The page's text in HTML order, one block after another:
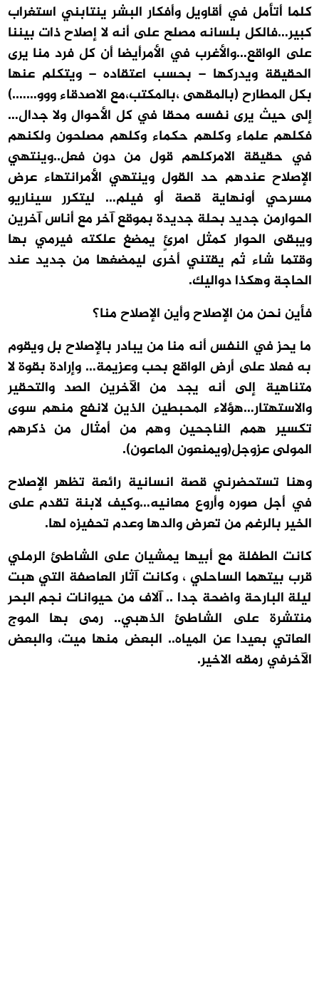
كلما أتأمل في أقاويل وأفكار البشر ينتابني استغراب
كبير…فالكل بلسانه مصلح على أنه لا إصلاح ذات بيننا
على الواقع…والأغرب في الأمرأيضا أن كل فرد منا يرى
الحقيقة ويدركها – بحسب اعتقاده – ويتكلم عنها
بكل المطارح (بالمقهى ،بالمكتب،مع الاصدقاء ووو…….)
إلى حيث يرى نفسه محقا في كل الأحوال ولا جدال…
فكلهم علماء وكلهم حكماء وكلهم مصلحون ولكنهم
في حقيقة الامركلهم قول من دون فعل..وينتهي
الإصلاح عندهم حد القول وينتهي الأمرانتهاء عرض
مسرحي أونهاية قصة أو فيلم… ليتكرر سيناريو
الحوارمن جديد بحلة جديدة بموقع آخر مع أناس آخرين
ويبقى الحوار كمثل امرئٍ يمضغ علكته فيرمي بها
وقتما شاء ثم يقتني أخرى ليمضغها من جديد عند
الحاجة وهكذا دواليك.
فأين نحن من الإصلاح وأين الإصلاح منا؟
ما يحز في النفس أنه منا من يبادر بالإصلاح بل ويقوم
به فعلا على أرض الواقع بحب وعزيمة… وإرادة بقوة لا
متناهية إلى أنه يجد من الآخرين الصد والتحقير
والاستهتار…هؤلاء المحبطين الذين لانفع منهم سوى
تكسير همم الناجحين وهم من أمثال من ذكرهم
المولى عزوجل(ويمنعون الماعون).
وهنا تستحضرني قصة انسانية رائعة تظهر الإصلاح
في أجل صوره وأروع معانيه…وكيف لابنة تقدم على
الخير بالرغم من تعرض والدها وعدم تحفيزه لها.
كانت الطفلة مع أبيها يمشيان على الشاطئ الرملي
قرب بيتهما الساحلي ، وكانت آثار العاصفة التي هبت
ليلة البارحة واضحة جدا .. آلاف من حيوانات نجم البحر
منتشرة على الشاطئ الذهبي.. رمى بها الموج
العاتي بعيدا عن المياه.. البعض منها ميت، والبعض
الآخرفي رمقه الاخير.